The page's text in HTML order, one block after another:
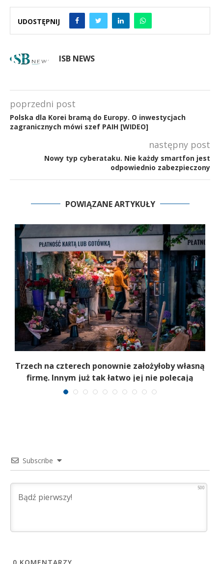
UDOSTĘPNIJ
ISB NEWS
poprzedni post
Polska dla Korei bramą do Europy. O inwestycjach
zagranicznych mówi szef PAIH [WIDEO]
następny post
Nowy typ cyberataku. Nie każdy smartfon jest
odpowiednio zabezpieczony
POWIĄZANE ARTYKUŁY
Trzech na czterech ponownie założyłoby własną
firmę. Innym już tak łatwo jej nie polecają
Subscribe
500
0 KOMENTARZY